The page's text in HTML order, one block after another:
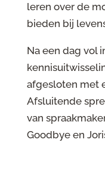
leren over de
bieden bij
Na een dag vol
afgesloten met
Afsluitende
van
Goodbye en